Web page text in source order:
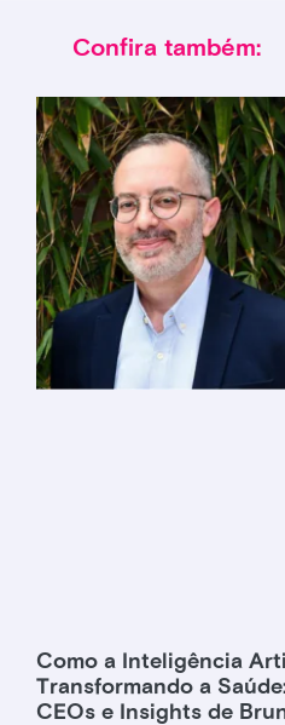
Confira também:
Como a Inteligência
Transformando a
CEOs e Insights de